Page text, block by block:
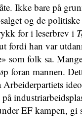
Ikke bare på
og de
for i leserbrev i
fordi han var
som folk sa.
foran mannen.
Arbeiderpartiets
EF kampen, gi